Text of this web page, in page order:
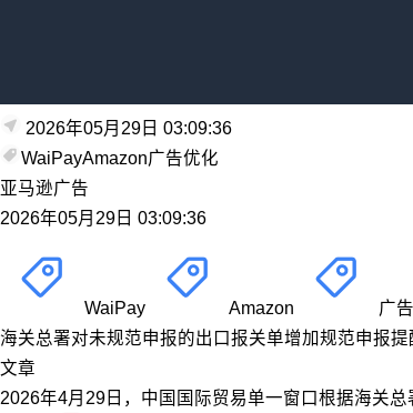
2026年05月29日 03:09:36
WaiPayAmazon广告优化
亚马逊广告
2026年05月29日 03:09:36
WaiPay Amazon
广
海关总署对未规范申报的出口报关单增加规范申报提
文章
2026年4月29日，中国国际贸易单一窗口根据海关